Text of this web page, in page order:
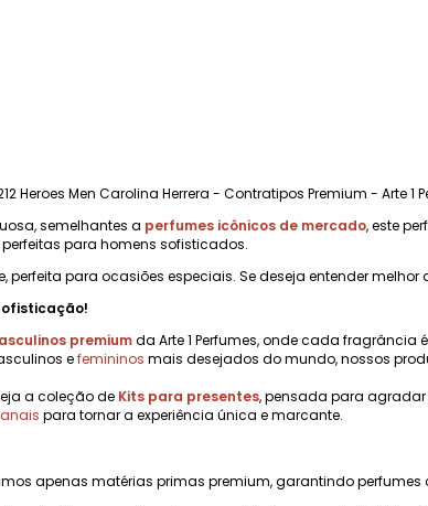
Heroes Men Carolina Herrera - Contratipos Premium - Arte 1
semelhantes a perfumes icônicos de mercado, este
para homens sofisticados.
para ocasiões especiais. Se deseja entender
premiumda Arte 1 Perfumes, onde cada
efemininos mais desejados do mundo, nossos
a coleção de Kits para presentes, pensada para agradar
para tornar a experiência única e marcante.
apenas matérias primas premium, garantindo